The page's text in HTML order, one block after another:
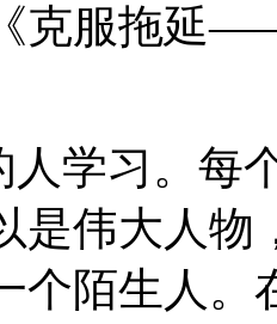
克服拖延
人学习。每
是伟大人
个陌生人